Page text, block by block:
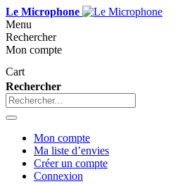
Le Microphone
Menu
Rechercher
Mon compte
Cart
Rechercher
Mon compte
Ma liste d’envies
Créer un compte
Connexion